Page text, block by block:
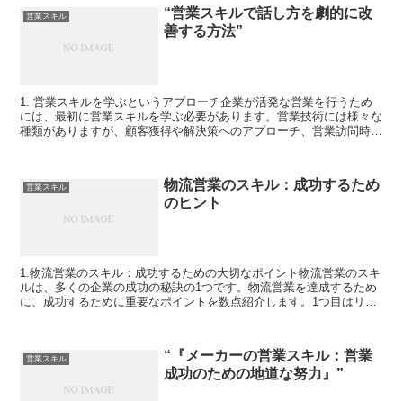
営業スキル
“営業スキルで話し方を劇的に改
善する方法”
1. 営業スキルを学ぶというアプローチ企業が活発な営業を行うため
には、最初に営業スキルを学ぶ必要があります。営業技術には様々な
種類がありますが、顧客獲得や解決策へのアプローチ、営業訪問時の
営業スキル
物流営業のスキル：成功するため
のヒント
1.物流営業のスキル：成功するための大切なポイント物流営業のスキ
ルは、多くの企業の成功の秘訣の1つです。物流営業を達成するため
に、成功するために重要なポイントを数点紹介します。1つ目はリス
営業スキル
“『メーカーの営業スキル：営業
成功のための地道な努力』”